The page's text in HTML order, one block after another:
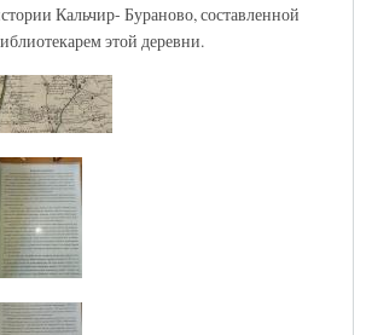
Кальчир- Бураново, составленной
этой деревни.